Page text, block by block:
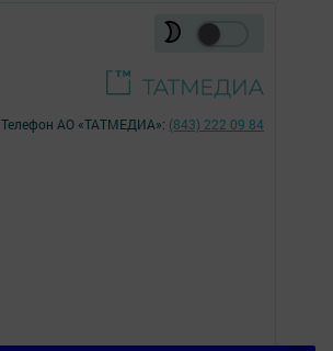
Телефон АО «ТАТМЕДИА»: (843) 222 09 84